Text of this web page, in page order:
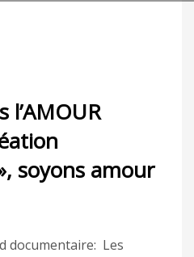
l’AMOUR
soyons amour
documentaire: Les